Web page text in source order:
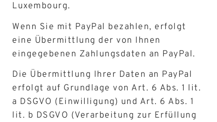
Luxembourg.
Wenn Sie mit PayPal bezahlen, erfolgt
eine Übermittlung der von Ihnen
eingegebenen Zahlungsdaten an PayPal.
Die Übermittlung Ihrer Daten an PayPal
erfolgt auf Grundlage von Art. 6 Abs. 1 lit.
a DSGVO (Einwilligung) und Art. 6 Abs. 1
lit. b DSGVO (Verarbeitung zur Erfüllung